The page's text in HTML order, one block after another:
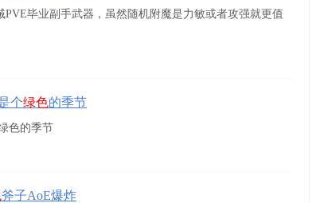
毕业副手武器，虽然随机附魔是力敏或者攻强就更值
个绿色的季节
色的季节
斧子AoE爆炸